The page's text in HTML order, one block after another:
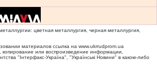
цветная металлургия, черная металлургия,
материалов ссылка на www.ukrrudprom.ua
копирование или воспроизведение информации,
"Iнтерфакс-Україна", "Українськi Новини" в каком-либо